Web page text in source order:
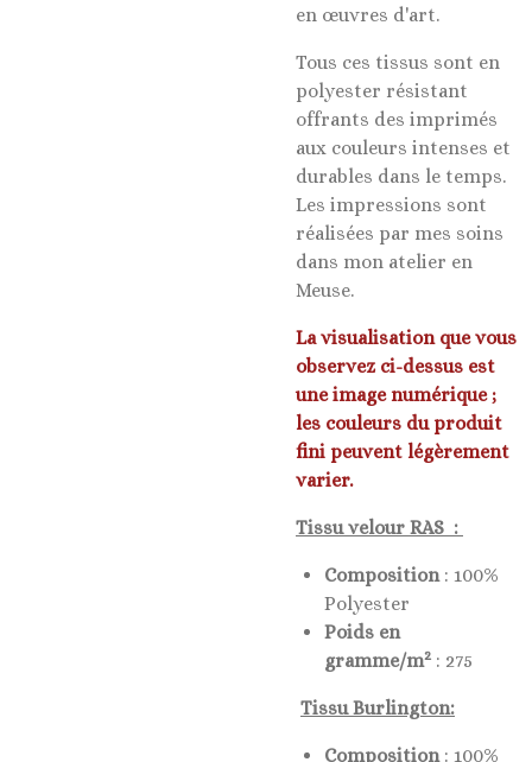
en œuvres d'art.
Tous ces tissus sont en
polyester résistant
offrants des imprimés
aux couleurs intenses et
durables dans le temps.
Les impressions sont
réalisées par mes soins
dans mon atelier en
Meuse.
La visualisation que vous
observez ci-dessus est
une image numérique ;
les couleurs du produit
fini peuvent légèrement
varier.
Tissu velour RAS :
Composition: 100%
Polyester
Poids en
gramme/m2 : 275
Tissu Burlington:
Composition: 100%